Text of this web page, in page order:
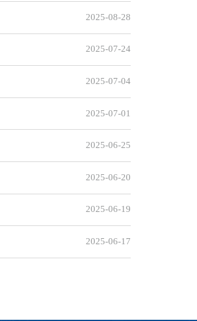
2025-08-28
2025-07-24
2025-07-04
2025-07-01
2025-06-25
2025-06-20
2025-06-19
2025-06-17